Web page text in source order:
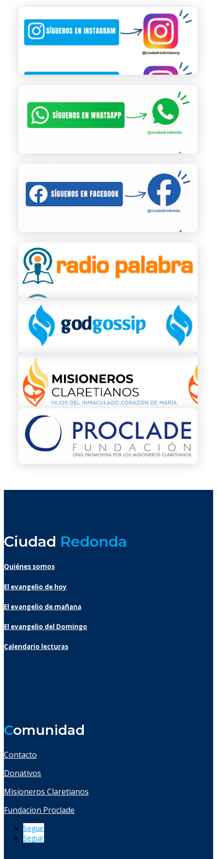
Ciudad Redonda
Quiénes somos
El evangelio de hoy
El evangelio de mañana
El evangelio del Domingo
Calendario lecturas
Comunidad
Contacto
Donativos
Misioneros Claretianos
Fundacion Proclade
Seguir
Seguir